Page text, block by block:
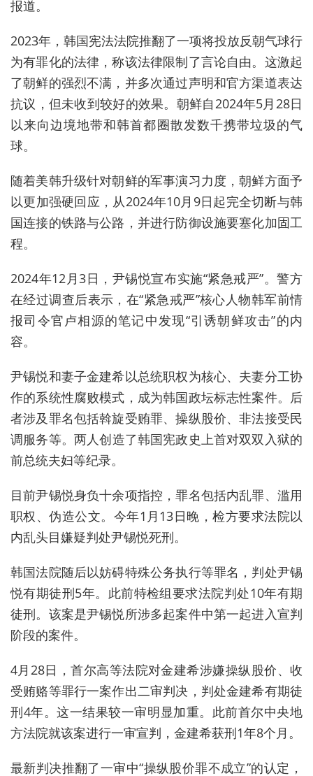
报道。
2023年，韩国宪法法院推翻了一项将投放反朝气球行
为有罪化的法律，称该法律限制了言论自由。这激起
了朝鲜的强烈不满，并多次通过声明和官方渠道表达
抗议，但未收到较好的效果。朝鲜自2024年5月28日
以来向边境地带和韩首都圈散发数千携带垃圾的气
球。
随着美韩升级针对朝鲜的军事演习力度，朝鲜方面予
以更加强硬回应，从2024年10月9日起完全切断与韩
国连接的铁路与公路，并进行防御设施要塞化加固工
程。
2024年12月3日，尹锡悦宣布实施“紧急戒严”。警方
在经过调查后表示，在“紧急戒严”核心人物韩军前情
报司令官卢相源的笔记中发现“引诱朝鲜攻击”的内
容。
尹锡悦和妻子金建希以总统职权为核心、夫妻分工协
作的系统性腐败模式‌，成为韩国政坛标志性案件。后
者涉及罪名包括斡旋受贿罪‌、操纵股价、非法接受民
调服务‌等。两人创造了韩国宪政史上首对双双入狱的
前总统夫妇等纪录‌。
目前尹锡悦身负十余项指控，罪名包括内乱罪、滥用
职权、伪造公文。今年1月13日晚，检方要求法院以
内乱头目嫌疑判处尹锡悦死刑。
韩国法院随后以妨碍特殊公务执行等罪名，判处尹锡
悦有期徒刑5年。此前特检组要求法院判处10年有期
徒刑。 该案是尹锡悦所涉多起案件中第一起进入宣判
阶段的案件。
4月28日，首尔高等法院对金建希涉嫌操纵股价、收
受贿赂等罪行一案作出二审判决，判处金建希有期徒
刑4年。这一结果较一审明显加重。此前首尔中央地
方法院就该案进行一审宣判，金建希获刑1年8个月。
最新判决推翻了一审中“操纵股价罪不成立”的认定，‌